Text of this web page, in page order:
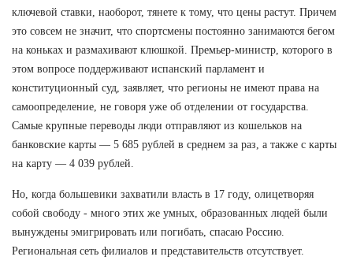
ключевой ставки, наоборот, тянете к тому, что цены растут. Причем
это совсем не значит, что спортсмены постоянно занимаются бегом
на коньках и размахивают клюшкой. Премьер-министр, которого в
этом вопросе поддерживают испанский парламент и
конституционный суд, заявляет, что регионы не имеют права на
самоопределение, не говоря уже об отделении от государства.
Самые крупные переводы люди отправляют из кошельков на
банковские карты — 5 685 рублей в среднем за раз, а также с карты
на карту — 4 039 рублей.
Но, когда большевики захватили власть в 17 году, олицетворяя
собой свободу - много этих же умных, образованных людей были
вынуждены эмигрировать или погибать, спасаю Россию.
Региональная сеть филиалов и представительств отсутствует.